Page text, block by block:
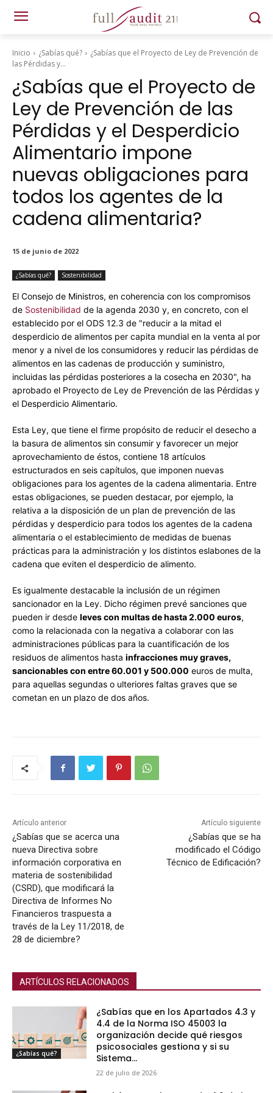
Inicio ¿Sabías qué?
¿Sabías que el Proyecto de Ley de Prevención de
las Pérdidas y...
¿Sabías que el Proyecto de
Ley de Prevención de las
Pérdidas y el Desperdicio
Alimentario impone
nuevas obligaciones para
todos los agentes de la
cadena alimentaria?
15 de junio de 2022
¿Sabías qué? Sostenibilidad
El Consejo de Ministros, en coherencia con los compromisos
de Sostenibilidad de la agenda 2030 y, en concreto, con el
establecido por el ODS 12.3 de "reducir a la mitad el
desperdicio de alimentos per capita mundial en la venta al por
menor y a nivel de los consumidores y reducir las pérdidas de
alimentos en las cadenas de producción y suministro,
incluidas las pérdidas posteriores a la cosecha en 2030", ha
aprobado el Proyecto de Ley de Prevención de las Pérdidas y
el Desperdicio Alimentario.
Esta Ley, que tiene el firme propósito de reducir el desecho a
la basura de alimentos sin consumir y favorecer un mejor
aprovechamiento de éstos, contiene 18 artículos
estructurados en seis capítulos, que imponen nuevas
obligaciones para los agentes de la cadena alimentaria. Entre
estas obligaciones, se pueden destacar, por ejemplo, la
relativa a la disposición de un plan de prevención de las
pérdidas y desperdicio para todos los agentes de la cadena
alimentaria o el establecimiento de medidas de buenas
prácticas para la administración y los distintos eslabones de la
cadena que eviten el desperdicio de alimento.
Es igualmente destacable la inclusión de un régimen
sancionador en la Ley. Dicho régimen prevé sanciones que
pueden ir desde leves con multas de hasta 2.000 euros,
como la relacionada con la negativa a colaborar con las
administraciones públicas para la cuantificación de los
residuos de alimentos hasta infracciones muy graves,
sancionables con entre 60.001 y 500.000 euros de multa,
para aquellas segundas o ulteriores faltas graves que se
cometan en un plazo de dos años.
Artículo anterior
¿Sabías que se acerca una
nueva Directiva sobre
información corporativa en
materia de sostenibilidad
(CSRD), que modificará la
Directiva de Informes No
Financieros traspuesta a
través de la Ley 11/2018, de
28 de diciembre?
Artículo siguiente
¿Sabías que se ha
modificado el Código
Técnico de Edificación?
ARTÍCULOS RELACIONADOS
¿Sabías qué?
¿Sabías que en los Apartados 4.3 y
4.4 de la Norma ISO 45003 la
organización decide qué riesgos
psicosociales gestiona y si su
Sistema...
22 de julio de 2026